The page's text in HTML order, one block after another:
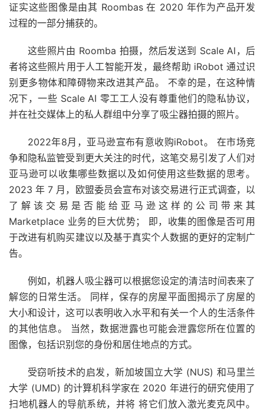
证实这些图像是由其 Roombas 在 2020 年作为产品开发
过程的一部分捕获的。
这些照片由 Roomba 拍摄，然后发送到 Scale AI，后
者将这些照片用于人工智能开发，最终帮助 iRobot 通过识
别更多物体和障碍物来改进其产品。 不幸的是，在这种情
况下，一些 Scale AI 零工工人没有尊重他们的隐私协议，
并在社交媒体上的私人群组中分享了吸尘器拍摄的照片。
2022年8月，亚马逊宣布有意收购iRobot。 在市场竞
争和隐私监管受到更大关注的时代，这笔交易引发了人们对
亚马逊可以收集哪些数据以及如何使用这些数据的思考。
2023 年 7 月，欧盟委员会宣布对该交易进行正式调查，以
了解该交易是否能给亚马逊这样的公司带来其
Marketplace 业务的巨大优势； 即，收集的图像是否可用
于改进有机购买建议以及基于真实个人数据的更好的定制广
告。
例如，机器人吸尘器可以根据您设定的清洁时间表来了
解您的日常生活。 同样，保存的房屋平面图揭示了房屋的
大小和设计，这可以表明收入水平和有关一个人的生活条件
的其他信息。 当然，数据泄露也可能会泄露您所在位置的
图像，包括识别您的身份和居住地点的方式。
受窃听技术的启发，新加坡国立大学 (NUS) 和马里兰
大学 (UMD) 的计算机科学家在 2020 年进行的研究使用了
扫地机器人的导航系统，并将 将它们放入激光麦克风中。